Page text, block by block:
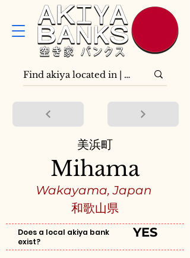
美浜町
Wakayama, Japan
Mihama
Does a local akiya bank
exist?
和歌山県
YES